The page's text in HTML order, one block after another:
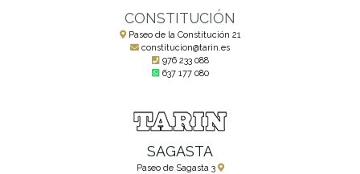
CONSTITUCIÓN
Paseo de la Constitución 21
constitucion@tarin.es
976 233 088
637 177 080
SAGASTA
Paseo de Sagasta 3